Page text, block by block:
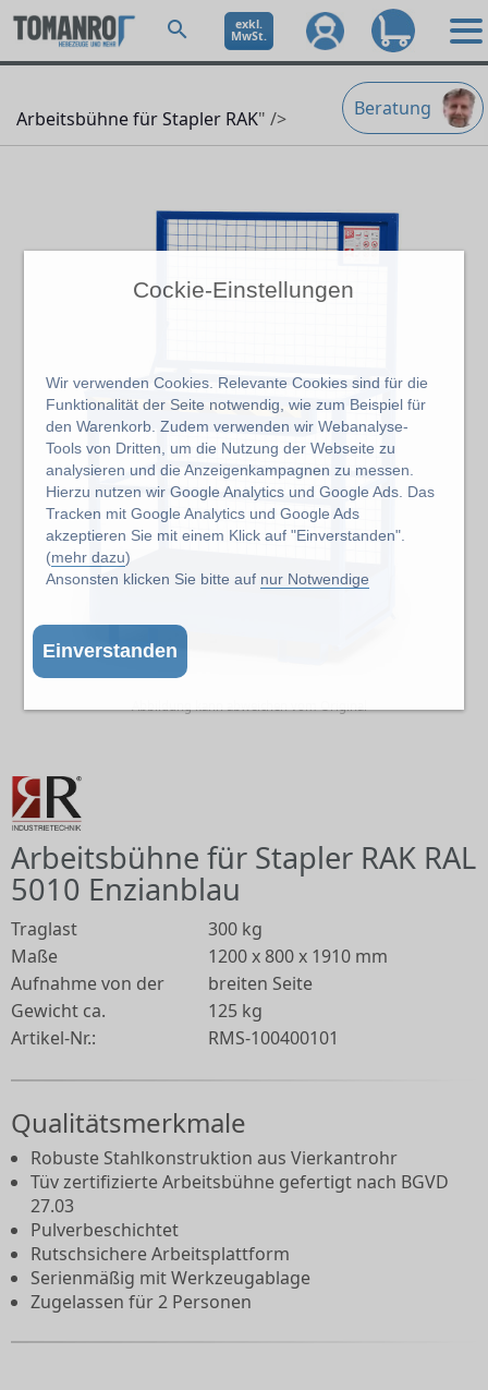
Cockie-Einstellungen
Wir verwenden Cookies. Relevante Cookies sind für die
Funktionalität der Seite notwendig, wie zum Beispiel für
den Warenkorb. Zudem verwenden wir Webanalyse-
Tools von Dritten, um die Nutzung der Webseite zu
analysieren und die Anzeigenkampagnen zu messen.
Hierzu nutzen wir Google Analytics und Google Ads. Das
Tracken mit Google Analytics und Google Ads
akzeptieren Sie mit einem Klick auf "Einverstanden".
(mehr dazu)
Ansonsten klicken Sie bitte auf nur Notwendige
Einverstanden
exkl.
MwSt.
Beratung
Arbeitsbühne für Stapler RAK" />
Abbildung kann abweichen vom Original
Arbeitsbühne für Stapler RAK RAL
5010 Enzianblau
Traglast
300 kg
Maße
1200 x 800 x 1910 mm
Aufnahme von der
breiten Seite
Gewicht ca.
125 kg
Artikel-Nr.:
RMS-100400101
Qualitätsmerkmale
Robuste Stahlkonstruktion aus Vierkantrohr
Tüv zertifizierte Arbeitsbühne gefertigt nach BGVD
27.03
Pulverbeschichtet
Rutschsichere Arbeitsplattform
Serienmäßig mit Werkzeugablage
Zugelassen für 2 Personen